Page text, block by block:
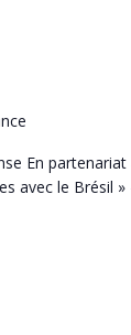
En partenariat
avec le Brésil